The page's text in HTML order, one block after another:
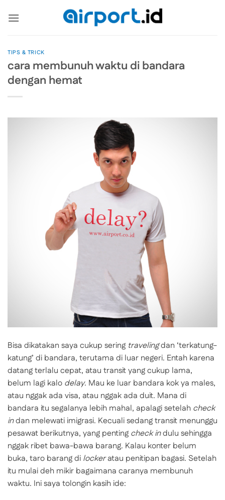
TIPS & TRICK
cara membunuh waktu di bandara
dengan hemat
Bisa dikatakan saya cukup sering travelingdan ‘terkatung-
katung’ di bandara, terutama di luar negeri. Entah karena
datang terlalu cepat, atau transit yang cukup lama,
belum lagi kalo delay. Mau ke luar bandara kok ya males,
atau nggak ada visa, atau nggak ada duit. Mana di
bandara itu segalanya lebih mahal, apalagi setelah check
indan melewati imigrasi. Kecuali sedang transit menunggu
pesawat berikutnya, yang penting check indulu sehingga
nggak ribet bawa-bawa barang. Kalau konter belum
buka, taro barang di lockeratau penitipan bagasi. Setelah
itu mulai deh mikir bagaimana caranya membunuh
waktu. Ini saya tolongin kasih ide: